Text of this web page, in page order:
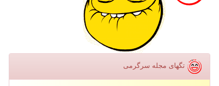
تگهای مجله سرگرمی